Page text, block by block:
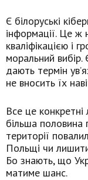
Є білоруські
інформації. Це ж
кваліфікацією і
моральний вибір.
дають термін
не вносить їх
Все це
більша половина
території
Польщі чи
Бо знають, що
матиме шанс.